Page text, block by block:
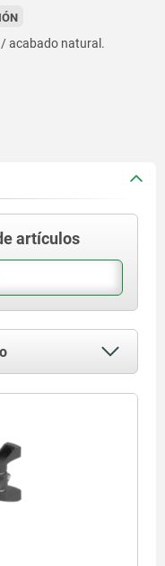
/ acabado natural.
artículos